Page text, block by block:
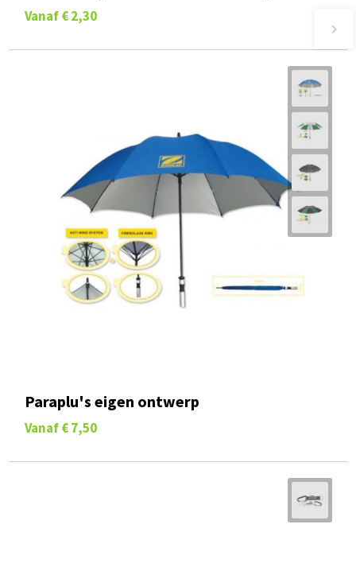
Vanaf € 2,30
Paraplu's eigen ontwerp
Vanaf € 7,50